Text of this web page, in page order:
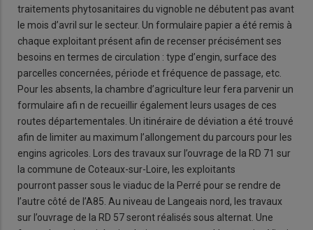
traitements phytosanitaires du vignoble ne débutent pas avant
le mois d’avril sur le secteur. Un formulaire papier a été remis à
chaque exploitant présent afin de recenser précisément ses
besoins en termes de circulation : type d’engin, surface des
parcelles concernées, période et fréquence de passage, etc.
Pour les absents, la chambre d’agriculture leur fera parvenir un
formulaire afi n de recueillir également leurs usages de ces
routes départementales. Un itinéraire de déviation a été trouvé
afin de limiter au maximum l’allongement du parcours pour les
engins agricoles. Lors des travaux sur l’ouvrage de la RD 71 sur
la commune de Coteaux-sur-Loire, les exploitants
pourront passer sous le viaduc de la Perré pour se rendre de
l’autre côté de l’A85. Au niveau de Langeais nord, les travaux
sur l’ouvrage de la RD 57 seront réalisés sous alternat. Une